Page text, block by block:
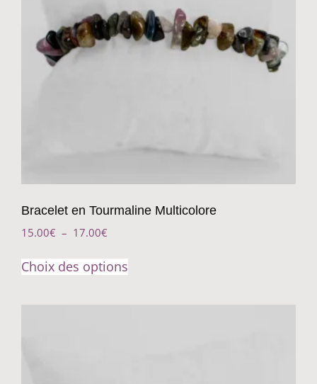
Bracelet en Tourmaline Multicolore
15.00€ – 17.00€
Choix des options